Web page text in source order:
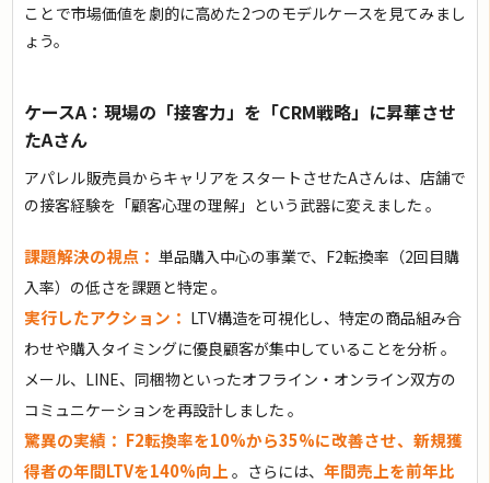
ことで市場価値を劇的に高めた2つのモデルケースを見てみまし
ょう。
ケースA：現場の「接客力」を「CRM戦略」に昇華させ
たAさん
アパレル販売員からキャリアをスタートさせたAさんは、店舗で
の接客経験を「顧客心理の理解」という武器に変えました。
課題解決の視点： 単品購入中心の事業で、F2転換率（2回目購
入率）の低さを課題と特定 。
実行したアクション： LTV構造を可視化し、特定の商品組み合
わせや購入タイミングに優良顧客が集中していることを分析 。
メール、LINE、同梱物といったオフライン・オンライン双方の
コミュニケーションを再設計しました 。
驚異の実績： F2転換率を10%から35%に改善させ、新規獲
得者の年間LTVを140%向上 。さらには、年間売上を前年比